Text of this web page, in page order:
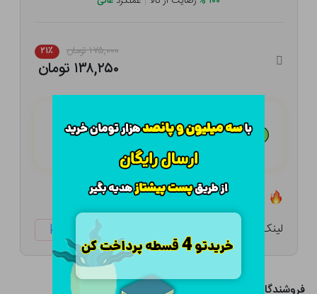
۱۷۵,۰۰۰ تومان ۲۱٪
۱۳۸,۲۵۰ تومان
هـر قسط با تــرب‌پــی:۳۴,۵۶۳
تومان
لینک کوتاه: ketabtala.com/sbp-29351
فروشندگان این کالا